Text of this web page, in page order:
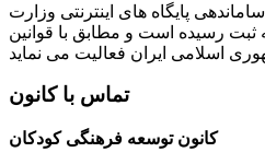
پایگاه های اینترنتی وزارت
ثبت رسیده است و مطابق با قوانین
تماس با کانون
کانون توسعه فرهنگی کودکان